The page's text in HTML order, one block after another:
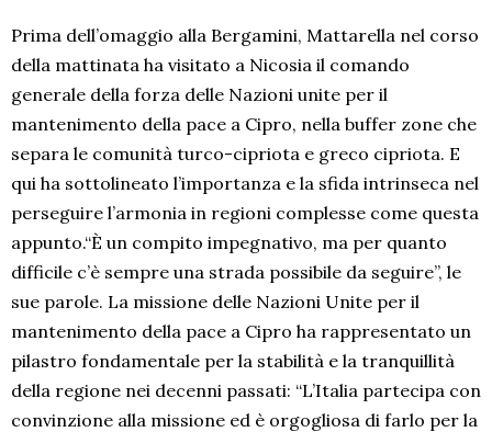
Prima dell’omaggio alla Bergamini, Mattarella nel corso
della mattinata ha visitato a Nicosia il comando
generale della forza delle Nazioni unite per il
mantenimento della pace a Cipro, nella buffer zone che
separa le comunità turco-cipriota e greco cipriota. E
qui ha sottolineato l’importanza e la sfida intrinseca nel
perseguire l’armonia in regioni complesse come questa
appunto.“È un compito impegnativo, ma per quanto
difficile c’è sempre una strada possibile da seguire”, le
sue parole. La missione delle Nazioni Unite per il
mantenimento della pace a Cipro ha rappresentato un
pilastro fondamentale per la stabilità e la tranquillità
della regione nei decenni passati: “L’Italia partecipa con
convinzione alla missione ed è orgogliosa di farlo per la